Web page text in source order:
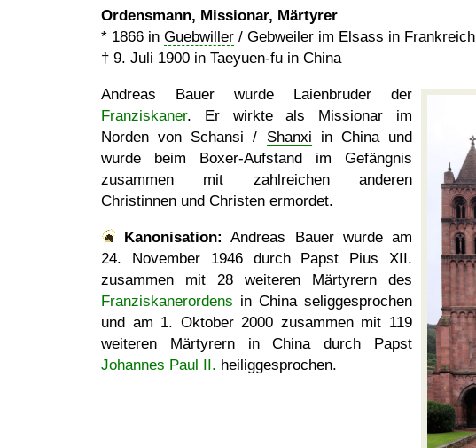
Ordensmann, Missionar, Märtyrer
* 1866 in Guebwiller / Gebweiler im Elsass in Frankreich
† 9. Juli 1900 in Taeyuen-fu in China
Andreas Bauer wurde Laienbruder der
Franziskaner. Er wirkte als Missionar im
Norden von Schansi / Shanxi in China und
wurde beim Boxer-Aufstand im Gefängnis
zusammen mit zahlreichen anderen
Christinnen und Christen ermordet.
Kanonisation: Andreas Bauer wurde am
24. November 1946durch Papst Pius XII.
zusammen mit 28 weiteren Märtyrern des
Franziskanerordens in China seliggesprochen
und am 1. Oktober 2000 zusammen mit 119
weiteren Märtyrern in China durch Papst
Johannes Paul II. heiliggesprochen.